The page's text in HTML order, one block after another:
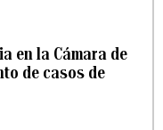
en la Cámara de
de casos de